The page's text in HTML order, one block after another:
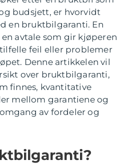
budsjett, er hvorvidt
en bruktbilgaranti. En
avtale som gir kjøperen
feil eller problemer
Denne artikkelen vil
over bruktbilgaranti,
finnes, kvantitative
mellom garantiene og
av fordeler og